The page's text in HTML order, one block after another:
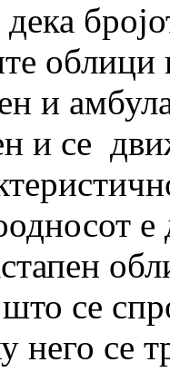
дека
и
и се
е
се
него се